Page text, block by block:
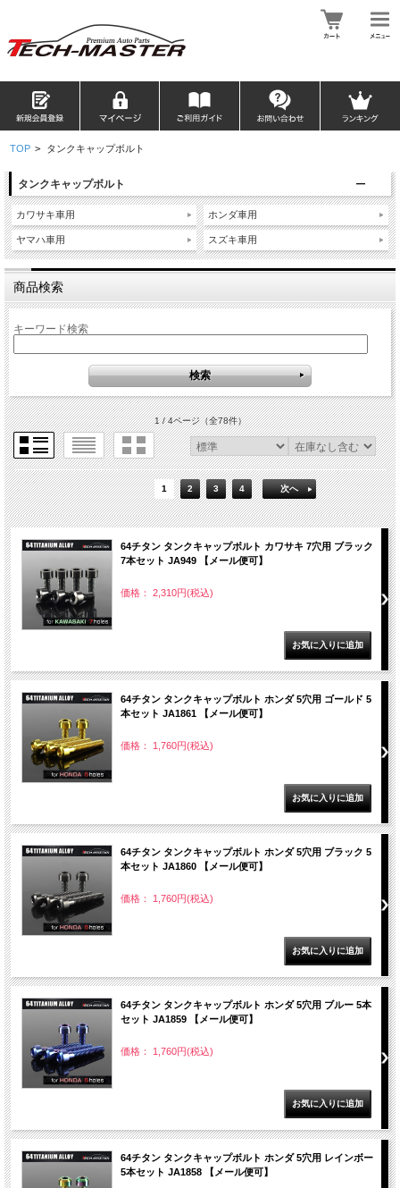
TOP > タンクキャップボルト
タンクキャップボルト
カワサキ車用
ヤマハ車用
ホンダ車用
スズキ車用
商品検索
キーワード検索
1 / 4ページ（全78件）
1 2 3 4 次へ
64チタン タンクキャップボルト カワサキ 7穴用 ブラック
7本セット JA949 【メール便可】
価格： 2,310円(税込)
64チタン タンクキャップボルト ホンダ 5穴用 ゴールド 5
本セット JA1861 【メール便可】
価格： 1,760円(税込)
64チタン タンクキャップボルト ホンダ 5穴用 ブラック 5
本セット JA1860 【メール便可】
価格： 1,760円(税込)
64チタン タンクキャップボルト ホンダ 5穴用 ブルー 5本
セット JA1859 【メール便可】
価格： 1,760円(税込)
64チタン タンクキャップボルト ホンダ 5穴用 レインボー
5本セット JA1858 【メール便可】